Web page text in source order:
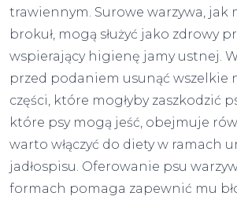
trawiennym. Surowe warzywa, jak
brokuł, mogą służyć jako zdrowy
wspierający higienę jamy ustnej.
przed podaniem usunąć wszelkie
części, które mogłyby zaszkodzić
które psy mogą jeść, obejmuje
warto włączyć do diety w ramach
jadłospisu. Oferowanie psu
formach pomaga zapewnić mu